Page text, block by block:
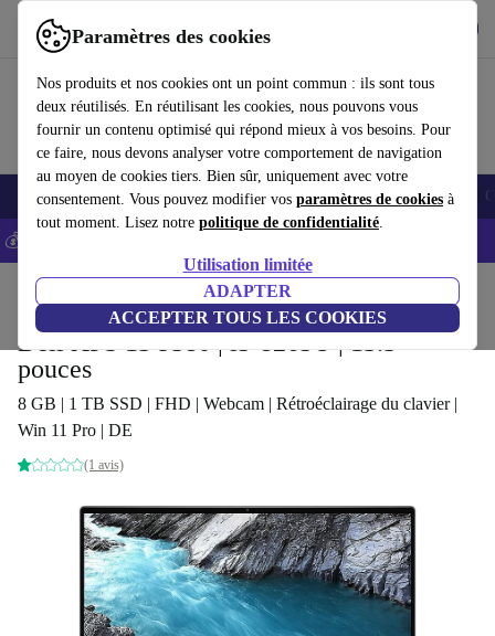
Paramètres des cookies
Nos produits et nos cookies ont un point commun : ils sont tous
deux réutilisés. En réutilisant les cookies, nous pouvons vous
fournir un contenu optimisé qui répond mieux à vos besoins. Pour
ce faire, nous devons analyser votre comportement de navigation
au moyen de cookies tiers. Bien sûr, uniquement avec votre
consentement. Vous pouvez modifier vos paramètres de cookies à
tout moment. Lisez notre politique de confidentialité.
Utilisation limitée
ADAPTER
ACCEPTER TOUS LES COOKIES
Utilisez refurbed rapidement et facilement
Smartphones Laptops Tablettes Montres connectées Accessoires
💰-5% EXTRA sur les iPhones – Code: IPHONEDEAL -
Ordinateurs portables Ordinateurs portables Dell
Dell XPS 13 9380 | i5-8265U | 13.3-
pouces
8 GB | 1 TB SSD | FHD | Webcam | Rétroéclairage du clavier |
Win 11 Pro | DE
(1 avis)